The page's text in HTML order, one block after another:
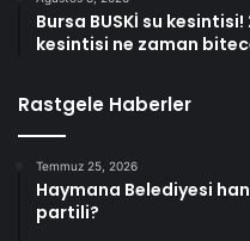
Bursa BUSKİ su
kesintisi ne zaman
Rastgele Haberler
Temmuz 25, 2026
Haymana Belediyesi
partili?